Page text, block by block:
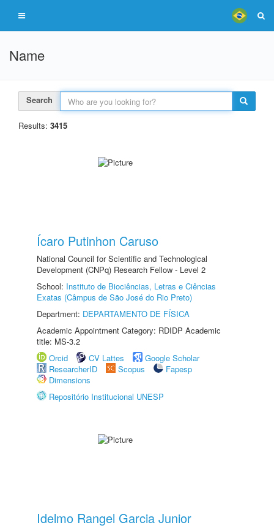
Name
Search
Results: 3415
Ícaro Putinhon Caruso
National Council for Scientific and Technological
Development (CNPq) Research Fellow - Level 2
School: Instituto de Biociências, Letras e Ciências
Exatas (Câmpus de São José do Rio Preto)
Department: DEPARTAMENTO DE FÍSICA
Academic Appointment Category: RDIDP Academic
title: MS-3.2
Orcid
CV Lattes
Google Scholar
ResearcherID
Scopus
Fapesp
Dimensions
Repositório Institucional UNESP
Idelmo Rangel Garcia Junior